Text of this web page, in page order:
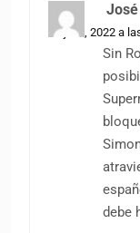
25 julio, 2022 a
Sin
debe